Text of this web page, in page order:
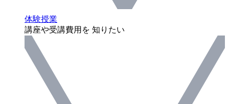
体験授業
講座や受講費用を 知りたい